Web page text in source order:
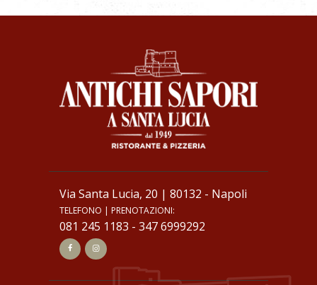
Via Santa Lucia, 20 | 80132 - Napoli
TELEFONO | PRENOTAZIONI:
081 245 1183 - 347 6999292